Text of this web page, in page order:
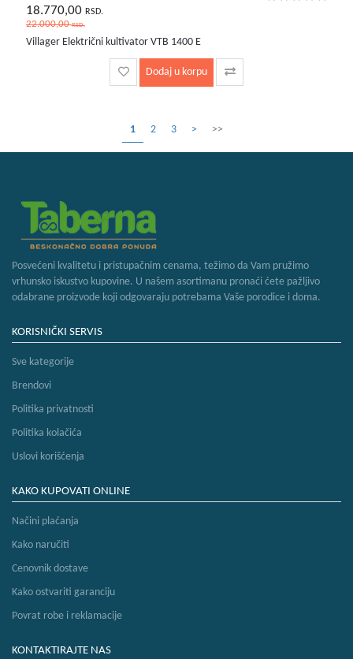
18.770,00 RSD.
22.000,00RSD.
Villager Električni kultivator VTB 1400 E
Dodaj u korpu
1 2 3 > >>
Posvećeni kvalitetu i pristupačnim cenama, težimo da Vam pružimo
vrhunsko iskustvo kupovine. U našem asortimanu pronaći ćete pažljivo
odabrane proizvode koji odgovaraju potrebama Vaše porodice i doma.
KORISNIČKI SERVIS
Sve kategorije
Brendovi
Politika privatnosti
Politika kolačića
Uslovi korišćenja
KAKO KUPOVATI ONLINE
Načini plaćanja
Kako naručiti
Cenovnik dostave
Kako ostvariti garanciju
Povrat robe i reklamacije
KONTAKTIRAJTE NAS